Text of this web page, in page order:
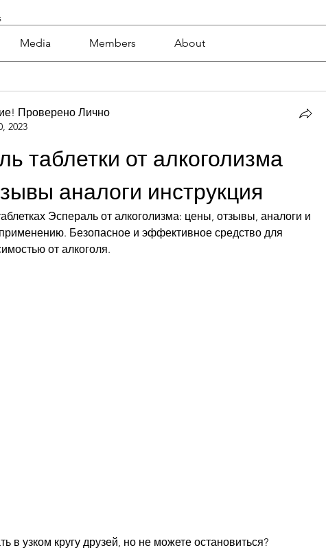
Media Members About
Проверено Лично
2023
таблетки от алкоголизма
аналоги инструкция
Эспераль от алкоголизма: цены, отзывы, аналоги и
Безопасное и эффективное средство для
от алкоголя.
в узком кругу друзей, но не можете остановиться?